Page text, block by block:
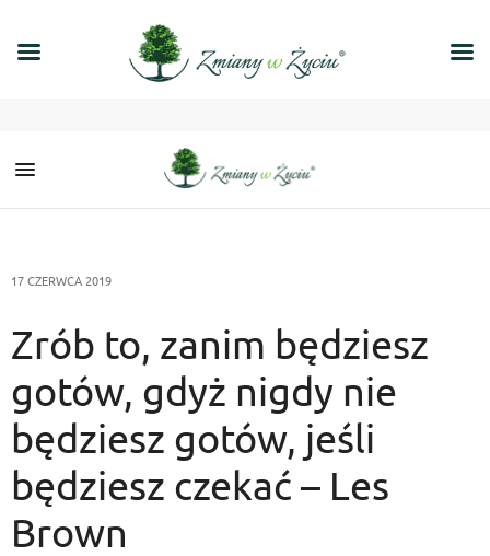
17 CZERWCA 2019
Zrób to, zanim będziesz
gotów, gdyż nigdy nie
będziesz gotów, jeśli
będziesz czekać – Les
Brown